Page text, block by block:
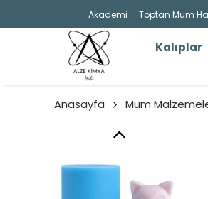
Akademi Toptan Mum
Kalıplar
Anasayfa Mum